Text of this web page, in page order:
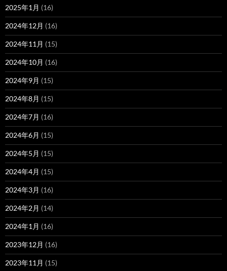
2025年1月 (16)
2024年12月 (16)
2024年11月 (15)
2024年10月 (16)
2024年9月 (15)
2024年8月 (15)
2024年7月 (16)
2024年6月 (15)
2024年5月 (15)
2024年4月 (15)
2024年3月 (16)
2024年2月 (14)
2024年1月 (16)
2023年12月 (16)
2023年11月 (15)